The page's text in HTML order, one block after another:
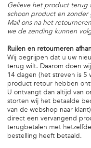
Gelieve het product terug
schoon product en zonder
Mail ons na het
we de zending kunnen
Ruilen en retourneren
Wij begrijpen dat u uw
terug wilt. Daarom doen
14 dagen (het streven is 5
product retour hebben
U ontvangt dan altijd van
storten wij het betaalde
van de webshop naar
direct een vervangend
terugbetalen met
bestelling heeft betaald.